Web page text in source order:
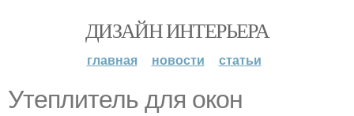
ДИЗАЙН ИНТЕРЬЕРА
главная новости статьи
Утеплитель для окон